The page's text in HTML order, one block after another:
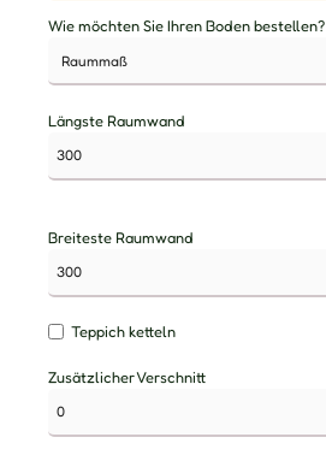
Wie möchten Sie Ihren Boden bestellen?
Längste Raumwand
Breiteste Raumwand
Teppich ketteln
Zusätzlicher Verschnitt